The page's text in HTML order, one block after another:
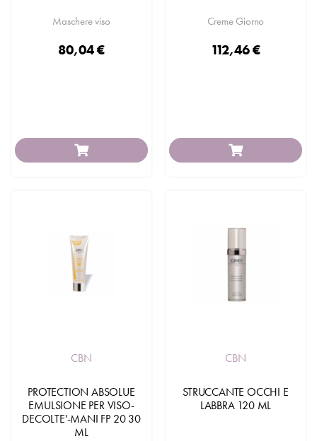
Maschere viso
80,04 €
Creme Giorno
112,46 €
CBN
PROTECTION ABSOLUE
EMULSIONE PER VISO-
DECOLTE'-MANI FP 20 30
ML
CBN
STRUCCANTE OCCHI E
LABBRA 120 ML